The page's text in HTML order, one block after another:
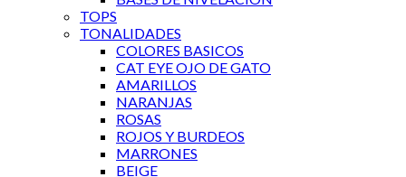
TOPS
TONALIDADES
COLORES BASICOS
CAT EYE OJO DE GATO
AMARILLOS
NARANJAS
ROSAS
ROJOS Y BURDEOS
MARRONES
BEIGE